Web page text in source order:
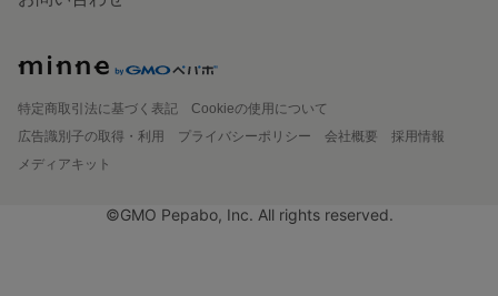
特定商取引法に基づく表記
Cookieの使用について
広告識別子の取得・利用
プライバシーポリシー 会社概要
採用情報
メディアキット
©GMO Pepabo, Inc. All rights reserved.